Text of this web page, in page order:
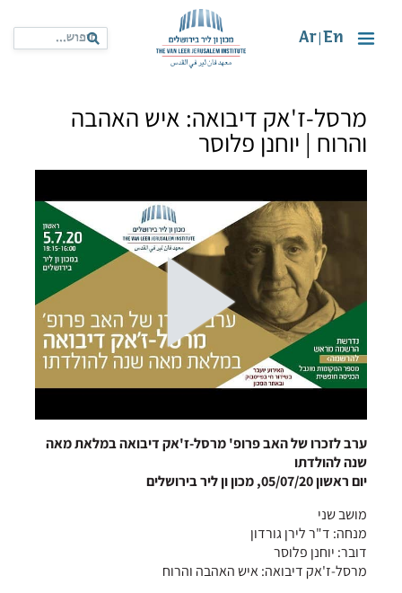
En
Ar
מרסל-ז'אק דיבואה: איש האהבה
והרוח | יוחנן פלוסר
ערב לזכרו של האב פרופ' מרסל-ז'אק דיבואה במלאת מאה
שנה להולדתו
יום ראשון 05/07/20, מכון ון ליר בירושלים
מושב שני
מנחה: ד"ר לירן גורדון
דובר: יוחנן פלוסר
מרסל-ז'אק דיבואה: איש האהבה והרוח